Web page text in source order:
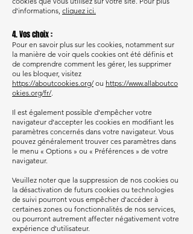
d'informations, cliquez ici.
4. Vos choix :
Pour en savoir plus sur les cookies, notamment sur
la manière de voir quels cookies ont été définis et
de comprendre comment les gérer, les supprimer
ou les bloquer, visitez
https://aboutcookies.org/ou https://www.allaboutco
okies.org/fr/.
Il est également possible d'empêcher votre
navigateur d'accepter les cookies en modifiant les
paramètres concernés dans votre navigateur. Vous
pouvez généralement trouver ces paramètres dans
le menu « Options » ou « Préférences » de votre
navigateur.
Veuillez noter que la suppression de nos cookies ou
la désactivation de futurs cookies ou technologies
de suivi pourront vous empêcher d'accéder à
certaines zones ou fonctionnalités de nos services,
ou pourront autrement affecter négativement votre
expérience d'utilisateur.